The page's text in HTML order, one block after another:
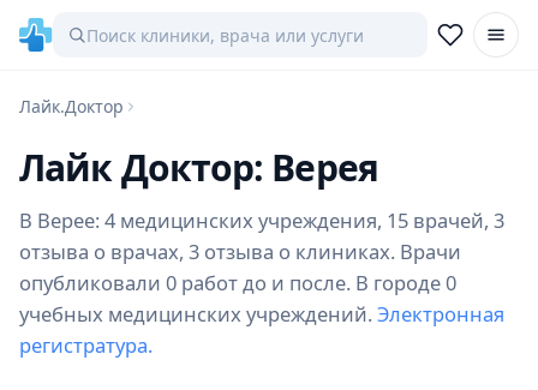
Лайк.Доктор
Лайк Доктор: Верея
В Верее: 4 медицинских учреждения, 15 врачей, 3
отзыва о врачах, 3 отзыва о клиниках. Врачи
опубликовали 0 работ до и после. В городе 0
учебных медицинских учреждений. Электронная
регистратура.